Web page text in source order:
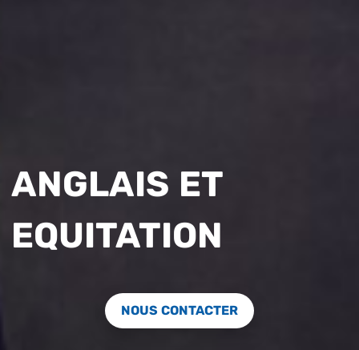
ANGLAIS ET
EQUITATION
NOUS CONTACTER